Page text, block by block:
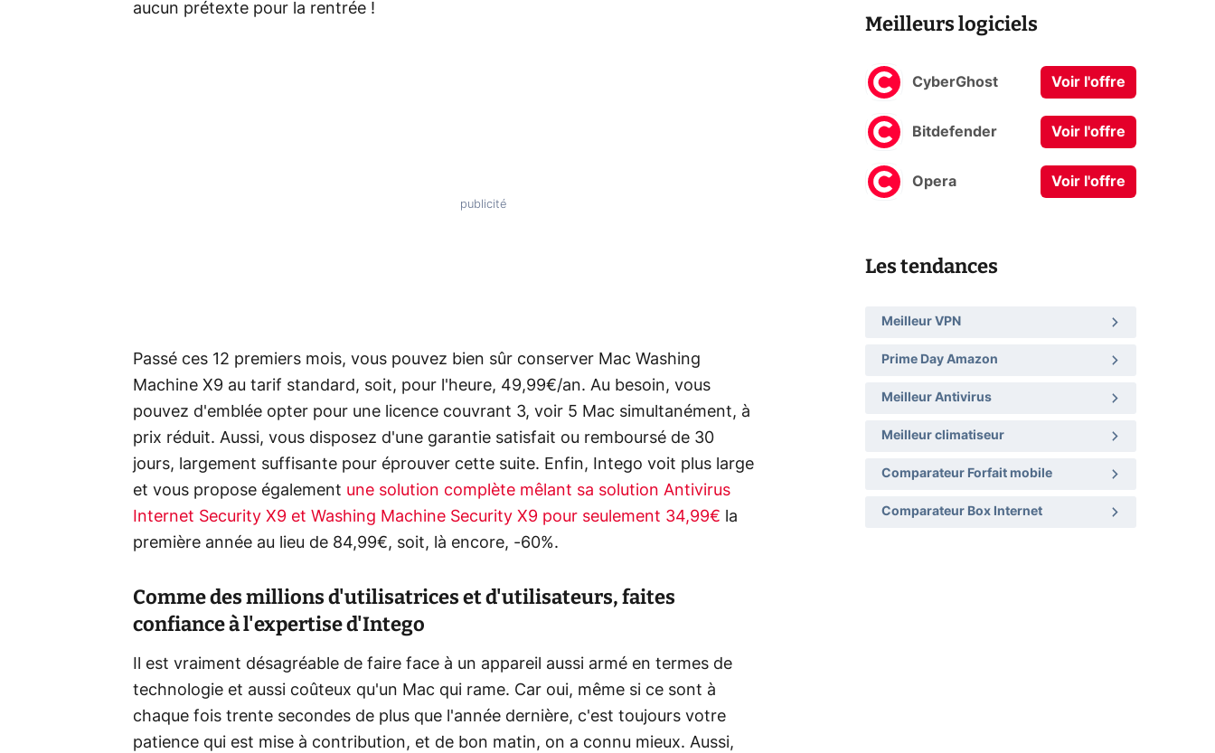
aucun prétexte pour la rentrée !
Passé ces 12 premiers mois, vous pouvez bien sûr conserver Mac Washing
Machine X9 au tarif standard, soit, pour l'heure, 49,99€/an. Au besoin, vous
pouvez d'emblée opter pour une licence couvrant 3, voir 5 Mac simultanément, à
prix réduit. Aussi, vous disposez d'une garantie satisfait ou remboursé de 30
jours, largement suffisante pour éprouver cette suite. Enfin, Intego voit plus large
et vous propose également une solution complète mêlant sa solution Antivirus
Internet Security X9 et Washing Machine Security X9 pour seulement 34,99€ la
première année au lieu de 84,99€, soit, là encore, -60%.
Comme des millions d'utilisatrices et d'utilisateurs, faites
confiance à l'expertise d'Intego
Il est vraiment désagréable de faire face à un appareil aussi armé en termes de
technologie et aussi coûteux qu'un Mac qui rame. Car oui, même si ce sont à
chaque fois trente secondes de plus que l'année dernière, c'est toujours votre
patience qui est mise à contribution, et de bon matin, on a connu mieux. Aussi,
Meilleurs logiciels
CyberGhost Voir l'offre
Bitdefender Voir l'offre
Opera Voir l'offre
Les tendances
Meilleur VPN
Prime Day Amazon
Meilleur Antivirus
Meilleur climatiseur
Comparateur Forfait mobile
Comparateur Box Internet